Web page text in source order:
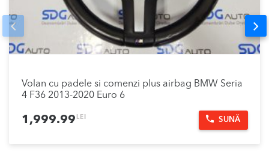
Volan cu padele si comenzi plus airbag BMW Seria
4 F36 2013-2020 Euro 6
1,999.99 LEI SUNĂ
Prev